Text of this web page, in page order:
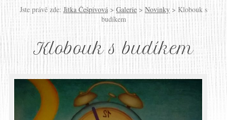
Jste právě zde: Jitka Češpivová > Galerie > Novinky > Klobouk s
budíkem
Klobouk s budíkem